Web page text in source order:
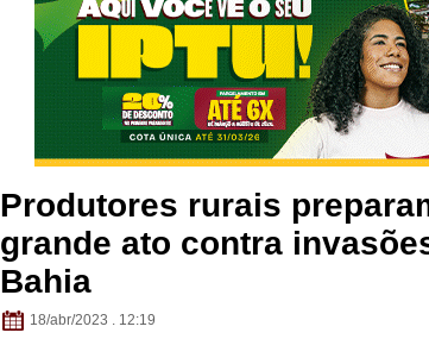
Produtores rurais
grande ato contra
Bahia
18/abr/2023 . 12:19